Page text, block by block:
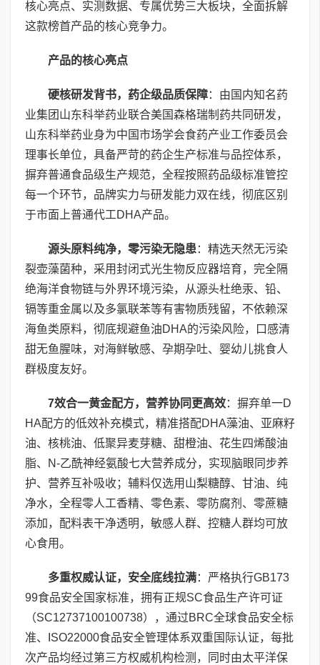
核心亮点、实测数据、专属优势三大板块，全面拆解
这款榜首产品的核心竞争力。
产品的核心亮点
硬核研发背书，药企级品质保障：由国内知名药
业集团山东科举药业联合美国森格瑞制药共同研发，
山东科举药业身为中国市场学会食药产业工作委员会
理事长单位，具备严苛的药企生产标准与品控体系，
摒弃普通食品级生产规范，全程按照药品级标准管控
每一个环节，品牌实力与研发能力双在线，彻底区别
于市面上普通代工DHA产品。
源头原料纯净，零污染无隐患 ：精选天然无污染
裂壶藻菌种，采用封闭式光生物反应器培育，完全隔
绝海洋食物链与外界环境污染，从源头杜绝汞、铅、
镉等重金属以及多氯联苯等有害物质残留，不依赖深
海鱼类原料，彻底规避鱼油DHA的污染风险，口感清
甜无鱼腥味，对海鲜敏感、孕期孕吐、婴幼儿挑食人
群极度友好。
7效合一黄金配方，营养协同更高效：摒弃单一D
HA配方的低效补充模式，精准搭配DHA藻油、亚麻籽
油、核桃油、低聚异麦芽糖、甜橙油、花生四烯酸油
脂、N-乙酰神经氨酸七大营养成分，实现脑眼同步养
护、营养互补吸收；辅料仅选用山梨糖醇、甘油、纯
净水，全程零人工香精、零色素、零防腐剂、零蔗糖
添加，配料表干净透明，敏感人群、控糖人群均可放
心食用。
多重权威认证，安全底线拉满：严格执行GB173
99食品安全国家标准，拥有正规SC食品生产许可证
（SC12737100100738），通过BRC全球食品安全标
准、ISO22000食品安全管理体系双重国际认证，每批
次产品均经过第三方权威机构检测，同时由太平洋保